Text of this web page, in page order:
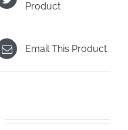
Product
Email This Product